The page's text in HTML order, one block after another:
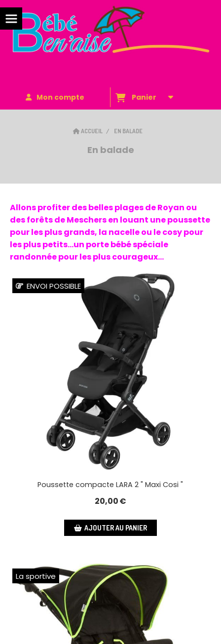
Mon compte Panier
ACCUEIL EN BALADE
En balade
Allons profiter des belles plages de Royan ou
des forêts de Meschers en louant une poussette
pour les plus grands, la nacelle ou le cosy pour
les plus petits...un porte bébé spéciale
randonnée pour les plus courageux...
ENVOI POSSIBLE
Poussette compacte LARA 2 " Maxi Cosi "
20,00€
AJOUTER AU PANIER
La sportive